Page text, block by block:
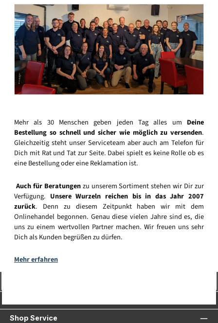
Mehr als 30 Menschen geben jeden Tag alles um Deine
Bestellung so schnell und sicher wie möglich zu versenden.
Gleichzeitig steht unser Serviceteam aber auch am Telefon für
Dich mit Rat und Tat zur Seite. Dabei spielt es keine Rolle ob es
eine Bestellung oder eine Reklamation ist.
Auch für Beratungenzu unserem Sortiment stehen wir Dir zur
Verfügung. Unsere Wurzeln reichen bis in das Jahr 2007
zurück. Denn zu diesem Zeitpunkt haben wir mit dem
Onlinehandel begonnen. Genau diese vielen Jahre sind es, die
uns zu einem wertvollen Partner machen. Wir freuen uns sehr
Dich als Kunden begrüßen zu dürfen.
Mehr erfahren
Shop Service